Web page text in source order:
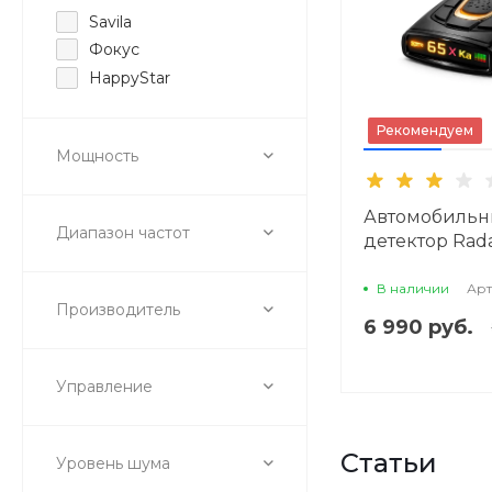
Savila
Фокус
HappyStar
Мощность
Диапазон частот
Производитель
Управление
Уровень шума
Рекомендуем
детектор
В наличии
6 990 руб.
Статьи